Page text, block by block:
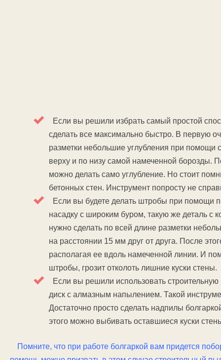
Если вы решили избрать самый простой
сделать все максимально быстро. В первую
разметки небольшие углубления при помощи
верху и по низу самой намеченной борозды.
можно делать само углубление. Но стоит
бетонных стен. Инструмент попросту не
Если вы будете делать штробы при помощи
насадку с широким буром, такую же деталь с
нужно сделать по всей длине разметки
на расстоянии 15 мм друг от друга. После
располагая ее вдоль намеченной линии. И
штробы, грозит отколоть лишние куски стены.
Если вы решили использовать
диск с алмазным напылением. Такой
Достаточно просто сделать надпилы
этого можно выбивать оставшиеся куски
Помните, что при работе болгаркой вам придется